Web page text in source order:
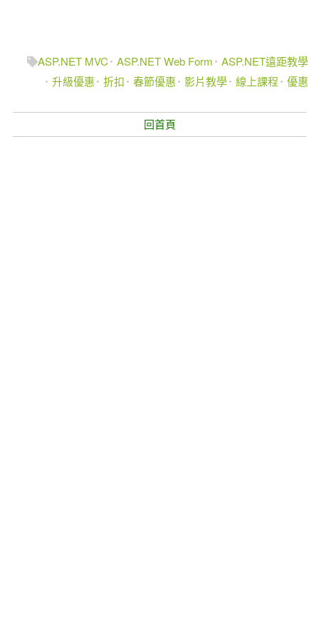
ASP.NET MVC ASP.NET Web Form
ASP.NET遠距教學
升級優惠
折扣 春節優惠 影片教學 線上課程 優惠
回首頁